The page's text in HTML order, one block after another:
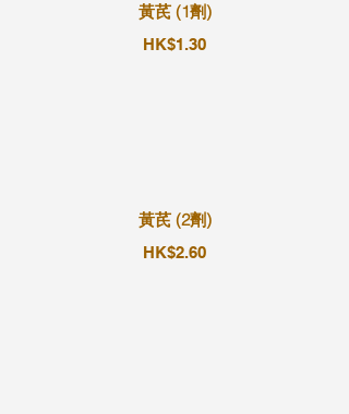
黃芪 (1劑)
HK$1.30
黃芪 (2劑)
HK$2.60